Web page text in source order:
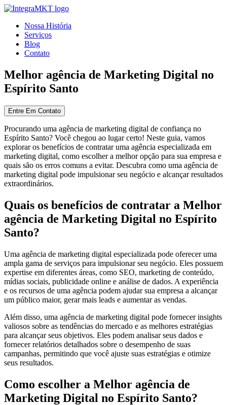
Nossa História
Serviços
Blog
Contato
Melhor agência de Marketing Digital no
Espírito Santo
Entre Em Contato
Procurando uma agência de marketing digital de confiança no
Espírito Santo? Você chegou ao lugar certo! Neste guia, vamos
explorar os benefícios de contratar uma agência especializada em
marketing digital, como escolher a melhor opção para sua empresa e
quais são os erros comuns a evitar. Descubra como uma agência de
marketing digital pode impulsionar seu negócio e alcançar resultados
extraordinários.
Quais os benefícios de contratar a Melhor
agência de Marketing Digital no Espírito
Santo?
Uma agência de marketing digital especializada pode oferecer uma
ampla gama de serviços para impulsionar seu negócio. Eles possuem
expertise em diferentes áreas, como SEO, marketing de conteúdo,
mídias sociais, publicidade online e análise de dados. A experiência
e os recursos de uma agência podem ajudar sua empresa a alcançar
um público maior, gerar mais leads e aumentar as vendas.
Além disso, uma agência de marketing digital pode fornecer insights
valiosos sobre as tendências do mercado e as melhores estratégias
para alcançar seus objetivos. Eles podem analisar seus dados e
fornecer relatórios detalhados sobre o desempenho de suas
campanhas, permitindo que você ajuste suas estratégias e otimize
seus resultados.
Como escolher a Melhor agência de
Marketing Digital no Espírito Santo?